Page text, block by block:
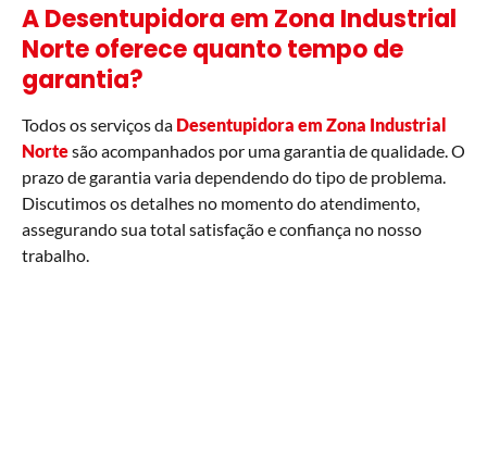
A Desentupidora em Zona Industrial
Norte oferece quanto tempo de
garantia?
Todos os serviços da Desentupidora em Zona Industrial
Nortesão acompanhados por uma garantia de qualidade. O
prazo de garantia varia dependendo do tipo de problema.
Discutimos os detalhes no momento do atendimento,
assegurando sua total satisfação e confiança no nosso
trabalho.